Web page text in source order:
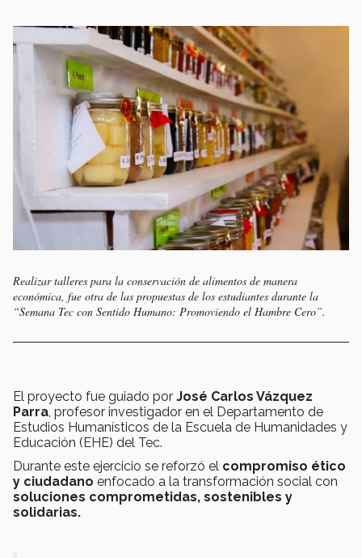
Realizar talleres para la conservación de alimentos de manera
económica, fue otra de las propuestas de los estudiantes durante la
“Semana Tec con Sentido Humano: Promoviendo el Hambre Cero”.
El proyecto fue guiado por José Carlos Vázquez
Parra , profesor investigador en el Departamento de
Estudios Humanísticos de la Escuela de Humanidades y
Educación (EHE) del Tec.
Durante este ejercicio se reforzó el compromiso ético
y ciudadano enfocado a la transformación social con
soluciones comprometidas, sostenibles y
solidarias.